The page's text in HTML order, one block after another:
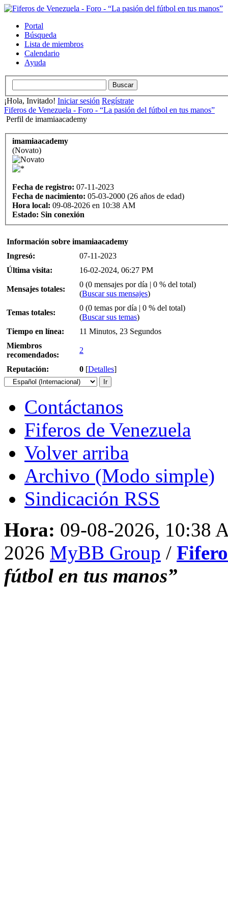
Portal
Búsqueda
Lista de miembros
Calendario
Ayuda
¡Hola, Invitado! Iniciar sesión Regístrate
Fiferos de Venezuela - Foro - “La pasión del fútbol en tus manos”
Perfil de imamiaacademy
imamiaacademy
(Novato)
Fecha de registro: 07-11-2023
Fecha de nacimiento: 05-03-2000 (26 años de edad)
Hora local: 09-08-2026 en 10:38 AM
Estado: Sin conexión
Información sobre imamiaacademy
Ingresó:
07-11-2023
Última visita:
16-02-2024, 06:27 PM
Mensajes totales:
0 (0 mensajes por día | 0 % del total)
(Buscar sus mensajes)
Temas totales:
0 (0 temas por día | 0 % del total)
(Buscar sus temas)
Tiempo en línea:
11 Minutos, 23 Segundos
Miembros
recomendados:
2
Reputación: 0 [Detalles]
Contáctanos
Fiferos de Venezuela
Volver arriba
Archivo (Modo simple)
Sindicación RSS
Hora: 09-08-2026, 10:38
2026 MyBB Group /
fútbol en tus manos”